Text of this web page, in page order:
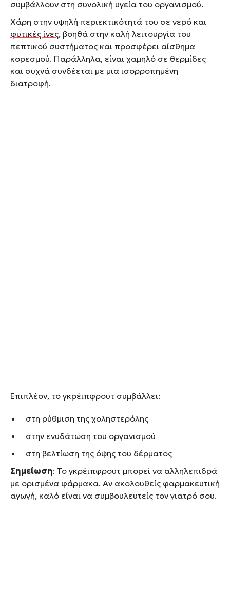
συμβάλλουν στη συνολική υγεία του οργανισμού.
Χάρη στην υψηλή περιεκτικότητά του σε νερό και
φυτικές ίνες, βοηθά στην καλή λειτουργία του
πεπτικού συστήματος και προσφέρει αίσθημα
κορεσμού. Παράλληλα, είναι χαμηλό σε θερμίδες
και συχνά συνδέεται με μια ισορροπημένη
διατροφή.
Επιπλέον, το γκρέιπφρουτ συμβάλλει:
στη ρύθμιση της χοληστερόλης
στην ενυδάτωση του οργανισμού
στη βελτίωση της όψης του δέρματος
Σημείωση: Το γκρέιπφρουτ μπορεί να αλληλεπιδρά
με ορισμένα φάρμακα. Αν ακολουθείς φαρμακευτική
αγωγή, καλό είναι να συμβουλευτείς τον γιατρό σου.